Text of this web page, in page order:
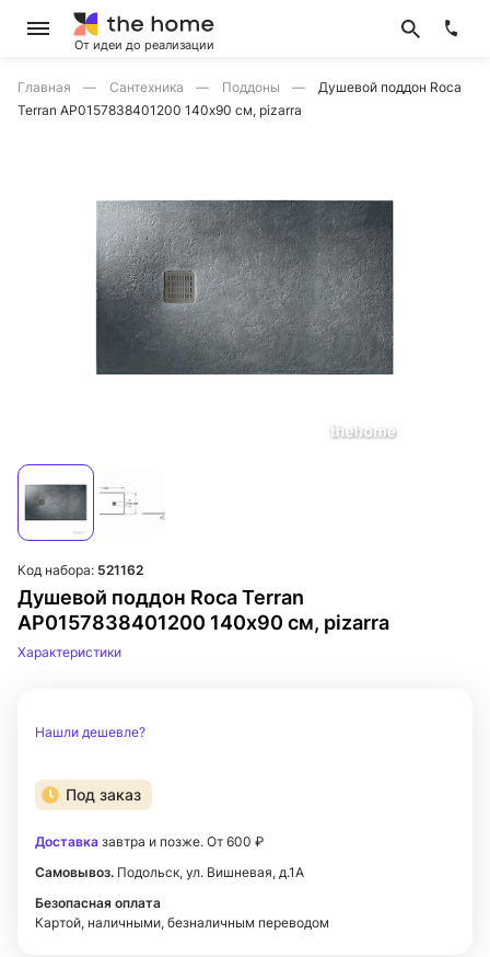
От идеи до реализации
Главная Сантехника Поддоны
Душевой поддон Roca
Terran AP0157838401200 140х90 см, pizarra
Душевой поддон Roca Terran
AP0157838401200 140х90 см, pizarra
Код набора: 521162
Характеристики
Нашли дешевле?
Под заказ
Доставка завтра и позже. От 600 ₽
Самовывоз. Подольск, ул. Вишневая, д.1А
Безопасная оплата
Картой, наличными, безналичным переводом